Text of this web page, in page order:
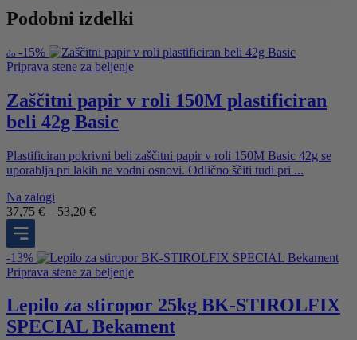
4,55 €.
Podobni izdelki
do -15%
Priprava stene za beljenje
Zaščitni papir v roli 150M plastificiran
beli 42g Basic
Plastificiran pokrivni beli zaščitni papir v roli 150M Basic 42g se
uporablja pri lakih na vodni osnovi. Odlično ščiti tudi pri ...
Na zalogi
37,75 € – 53,20 €Cenovni
37,75 €
do
53,20 €
-13%
Priprava stene za beljenje
Lepilo za stiropor 25kg BK-STIROLFIX
SPECIAL Bekament